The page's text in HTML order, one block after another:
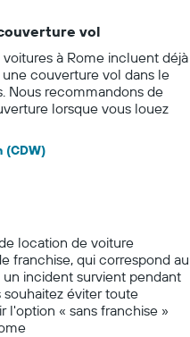
vol
à Rome incluent déjà
couverture vol dans le
Nous recommandons de
lorsque vous louez
(CDW)
location de voiture
franchise, qui correspond au
incident survient pendant
éviter toute
l'option « sans franchise »